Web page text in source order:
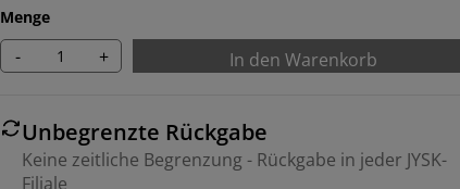
Menge
- + In den Warenkorb
Unbegrenzte Rückgabe
Keine zeitliche Begrenzung - Rückgabe in jeder JYSK-
Filiale